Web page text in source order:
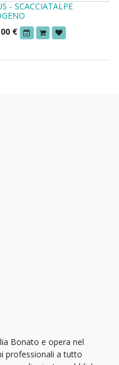
- SCACCIATALPE
€
Bonato e opera nel
professionali a tutto